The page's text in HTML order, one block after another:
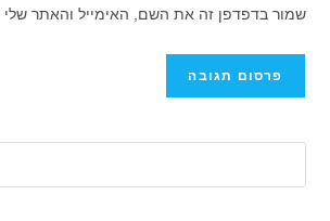
להגיב
כדי
שלך
(אופציונלי)
שמור בדפדפן זה את השם, האימייל והאתר